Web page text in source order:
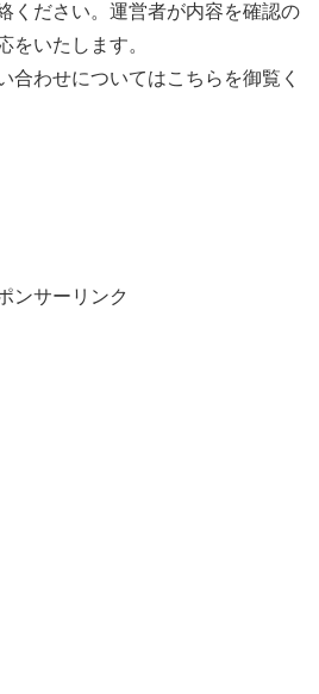
ください。運営者が内容を確認の
をいたします。
合わせについてはこちらを御覧く
ンサーリンク